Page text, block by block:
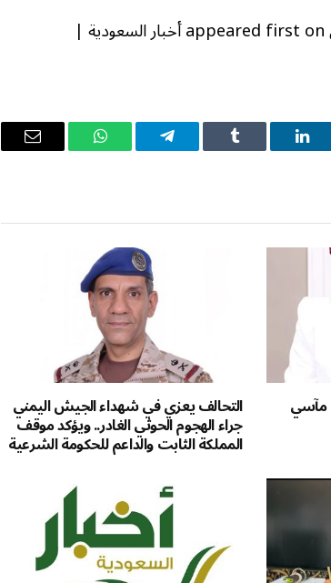
The post إقالة مدرب موناكو بوكونيولي بعد موسم مخيب للآمال appeared first on أخبار السعودية |
لينكدإن Tumblr تيلقرام واتساب
البريد
مآسي التحالف يعزي في شهداء الجيش اليمني
جراء الهجوم الحوثي الغادر.. ويؤكد موقف
المملكة الثابت والداعم للحكومة الشرعية